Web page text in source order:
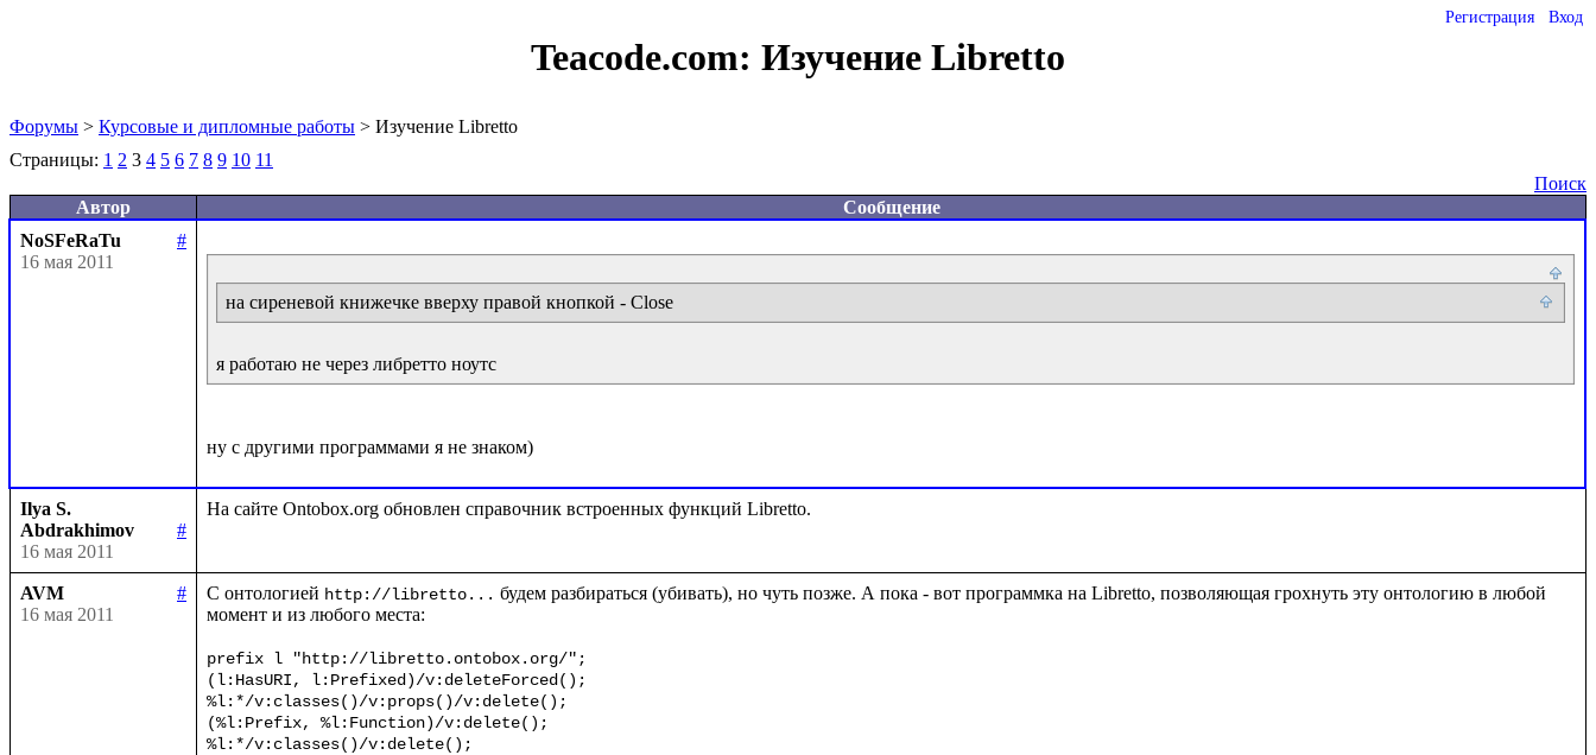
Регистрация Вход
Teacode.com: Изучение Libretto
Форумы > Курсовые и дипломные работы > Изучение Libretto
Страницы: 1 2 3 4 5 6 7 8 9 10 11
Поиск
Автор
Сообщение
NoSFeRaTu
#
16 мая 2011
на сиреневой книжечке вверху правой кнопкой - Close
я работаю не через либретто ноутс
Ilya S.
Abdrakhimov
#
16 мая 2011
AVM
#
16 мая 2011
С онтологией http://libretto... будем разбираться (убивать), но чуть позже. А пока - вот программка на Libretto, позволяющая грохнуть эту онтологию в любой
момент и из любого места:
prefix l "http://libretto.ontobox.org/";
(l:HasURI, l:Prefixed)/v:deleteForced();
%l:*/v:classes()/v:props()/v:delete();
(%l:Prefix, %l:Function)/v:delete();
%l:*/v:classes()/v:delete();